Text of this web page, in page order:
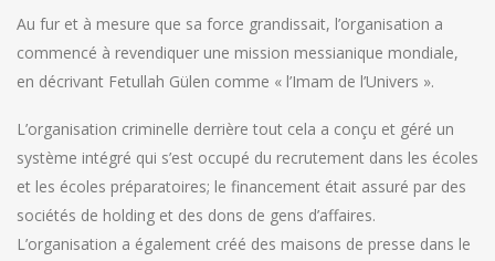
Au fur et à mesure que sa force grandissait, l’organisation a
commencé à revendiquer une mission messianique mondiale,
en décrivant Fetullah Gülen comme « l’Imam de l’Univers ».
L’organisation criminelle derrière tout cela a conçu et géré un
système intégré qui s’est occupé du recrutement dans les écoles
et les écoles préparatoires; le financement était assuré par des
sociétés de holding et des dons de gens d’affaires.
L’organisation a également créé des maisons de presse dans le